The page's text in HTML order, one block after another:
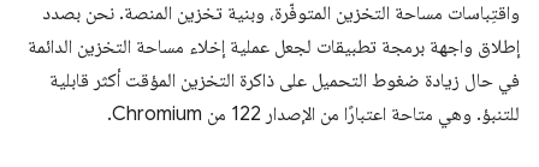
واقتِباسات مساحة التخزين المتوفّرة، وبنية تخزين المنصة. نحن بصدد
إطلاق واجهة برمجة تطبيقات لجعل عملية إخلاء مساحة التخزين الدائمة
في حال زيادة ضغوط التحميل على ذاكرة التخزين المؤقت أكثر قابلية
للتنبؤ. وهي متاحة اعتبارًا من الإصدار 122 من Chromium.